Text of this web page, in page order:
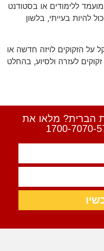
ללימודים או בסטודנט
להיות בעייתי, בלשון
על הזקוקים לויזה חדשה או
לעזרה ולסיוע, בהחלט
הברית? מלאו את